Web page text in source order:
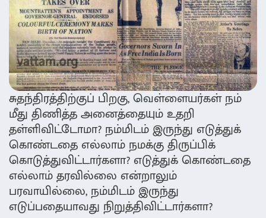
சுதந்திரத்திற்குப் பிறகு, வெள்ளையர்கள் நம்
மீது திணித்த அனைத்தையும் உதறி
தள்ளிவிட்டோமா? நம்மிடம் இருந்து எடுத்துக்
கொண்டதை எல்லாம் நமக்கு திருப்பிக்
கொடுத்துவிட்டார்களா? எடுத்துக் கொண்டதை
எல்லாம் தரவில்லை என்றாலும்
பரவாயில்லை, நம்மிடம் இருந்து
எடுப்பதையாவது நிறுத்திவிட்டார்களா?